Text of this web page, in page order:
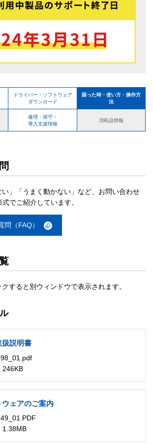
ドライバー・ソフトウェア
ダウンロード
困った時・使い方・操作方
法
修理・保守・
導入支援情報
消耗品情報
い」「うまく動かない」など、お問い合わせ
でご紹介しています。
問（FAQ）
すると別ウィンドウで表示されます。
扱説明書
246KB
ェアのご案内
1.38MB